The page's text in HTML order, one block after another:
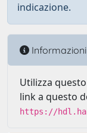
indicazione.
Informazioni
Utilizza
link a questo
https://